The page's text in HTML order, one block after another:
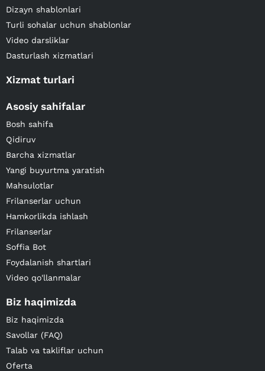
Dizayn shablonlari
Turli sohalar uchun shablonlar
Video darsliklar
Dasturlash xizmatlari
Xizmat turlari
Asosiy sahifalar
Bosh sahifa
Qidiruv
Barcha xizmatlar
Yangi buyurtma yaratish
Mahsulotlar
Frilanserlar uchun
Hamkorlikda ishlash
Frilanserlar
Soffia Bot
Foydalanish shartlari
Video qo'llanmalar
Biz haqimizda
Biz haqimizda
Savollar (FAQ)
Talab va takliflar uchun
Oferta